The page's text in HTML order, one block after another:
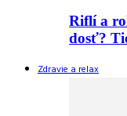
Riflí a
dosť?
Zdravie a relax